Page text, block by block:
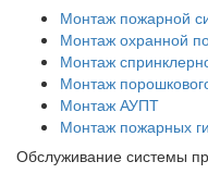
Монтаж пожарной
Монтаж охранной
Монтаж
Монтаж
Монтаж АУПТ
Монтаж пожарных
Обслуживание системы